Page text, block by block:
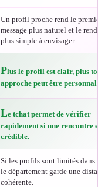
Un profil proche rend le
message plus naturel et le
plus simple à envisager.
Plus le profil est clair, plus
approche peut être
Le tchat permet de vérifier
rapidement si une rencontre
crédible.
Si les profils sont limités dans
le département garde une
cohérente.